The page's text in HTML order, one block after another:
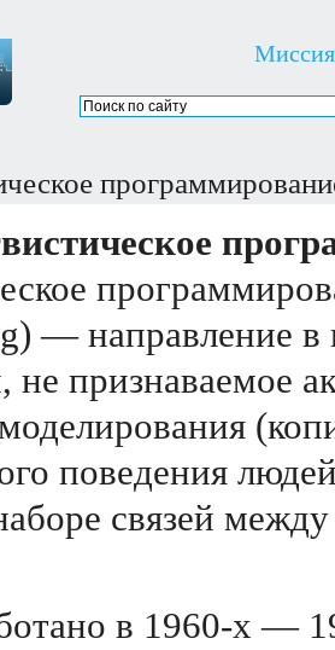
Миссия
— направление в
не признаваемое
поведения
связей
в 1960-х —